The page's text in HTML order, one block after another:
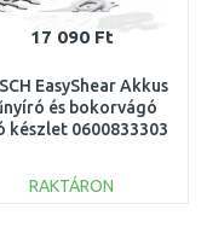
17 090 Ft
EasyShear Akkus
és bokorvágó
készlet 0600833303
RAKTÁRON